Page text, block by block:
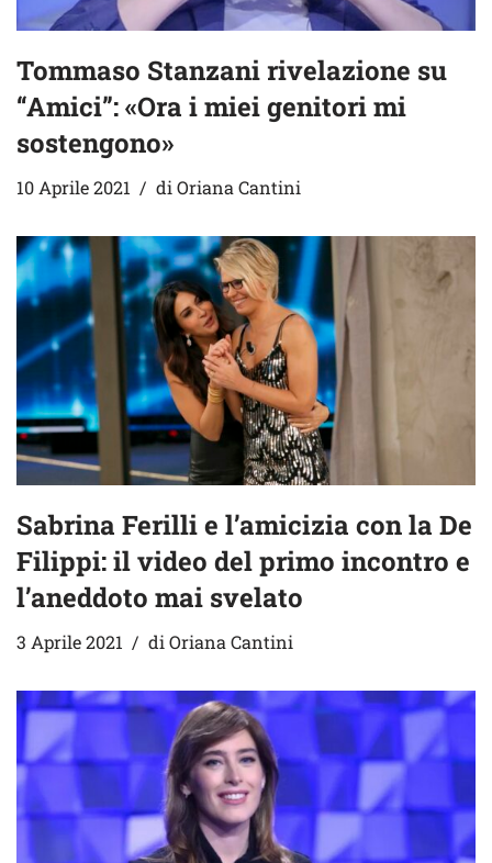
Tommaso Stanzani rivelazione su
“Amici”: «Ora i miei genitori mi
sostengono»
10 Aprile 2021 diOriana Cantini
Sabrina Ferilli e l’amicizia con la De
Filippi: il video del primo incontro e
l’aneddoto mai svelato
3 Aprile 2021 di Oriana Cantini